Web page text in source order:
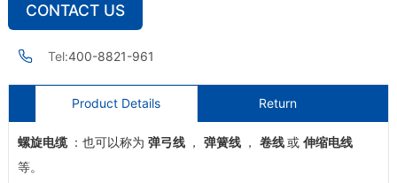
CONTACT US
Tel:400-8821-961
Product Details Return
螺旋电缆 ：也可以称为 弹弓线 ， 弹簧线 ， 卷线或 伸缩电线
等。